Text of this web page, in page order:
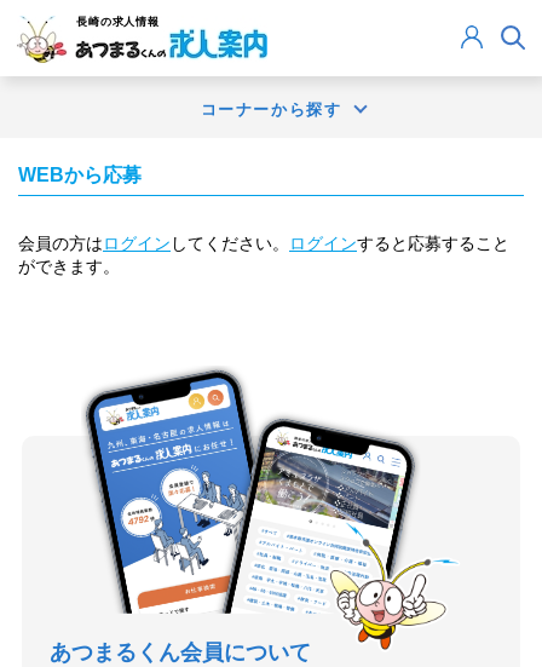
長崎の求人情報
コーナーから探す
WEBから応募
会員の方はログイン してください。 ログインすると応募すること
ができます。
あつまるくん会員について